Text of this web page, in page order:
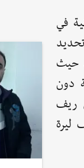
في
حيث
دون
ريف
ليرة